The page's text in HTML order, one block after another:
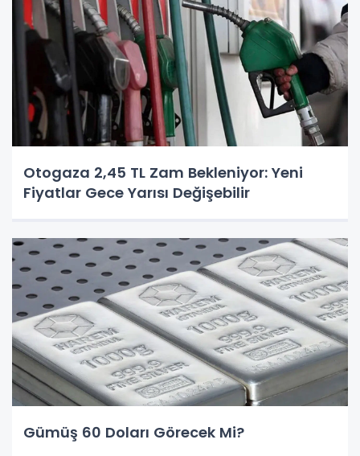
Otogaza 2,45 TL Zam Bekleniyor: Yeni
Fiyatlar Gece Yarısı Değişebilir
Gümüş 60 Doları Görecek Mi?